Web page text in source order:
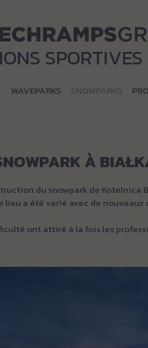
SPORTIVES
WAVEPARKS SNOWPARKS
À
du snowpark de Kotelnica
a été varié avec de
ont attiré à la fois les